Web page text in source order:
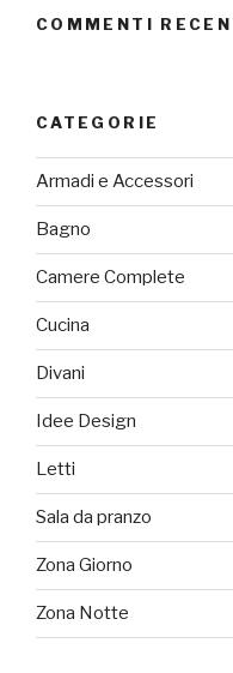
COMMENTI
CATEGORIE
Armadi e Accessori
Bagno
Camere Complete
Cucina
Divani
Idee Design
Letti
Sala da pranzo
Zona Giorno
Zona Notte